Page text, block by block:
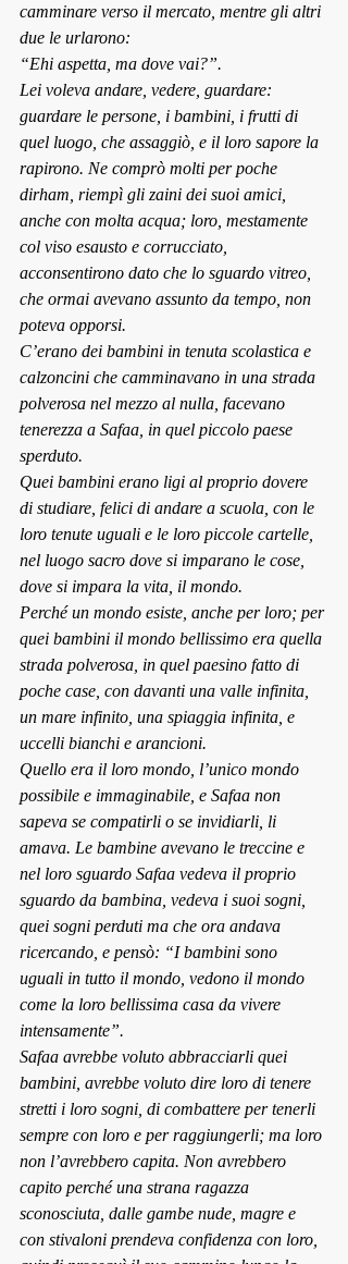
camminare verso il mercato, mentre gli altri
due le urlarono:
“Ehi aspetta, ma dove vai?”.
Lei voleva andare, vedere, guardare:
guardare le persone, i bambini, i frutti di
quel luogo, che assaggiò, e il loro sapore la
rapirono. Ne comprò molti per poche
dirham, riempì gli zaini dei suoi amici,
anche con molta acqua; loro, mestamente
col viso esausto e corrucciato,
acconsentirono dato che lo sguardo vitreo,
che ormai avevano assunto da tempo, non
poteva opporsi.
C’erano dei bambini in tenuta scolastica e
calzoncini che camminavano in una strada
polverosa nel mezzo al nulla, facevano
tenerezza a Safaa, in quel piccolo paese
sperduto.
Quei bambini erano ligi al proprio dovere
di studiare, felici di andare a scuola, con le
loro tenute uguali e le loro piccole cartelle,
nel luogo sacro dove si imparano le cose,
dove si impara la vita, il mondo.
Perché un mondo esiste, anche per loro; per
quei bambini il mondo bellissimo era quella
strada polverosa, in quel paesino fatto di
poche case, con davanti una valle infinita,
un mare infinito, una spiaggia infinita, e
uccelli bianchi e arancioni.
Quello era il loro mondo, l’unico mondo
possibile e immaginabile, e Safaa non
sapeva se compatirli o se invidiarli, li
amava. Le bambine avevano le treccine e
nel loro sguardo Safaa vedeva il proprio
sguardo da bambina, vedeva i suoi sogni,
quei sogni perduti ma che ora andava
ricercando, e pensò: “I bambini sono
uguali in tutto il mondo, vedono il mondo
come la loro bellissima casa da vivere
intensamente”.
Safaa avrebbe voluto abbracciarli quei
bambini, avrebbe voluto dire loro di tenere
stretti i loro sogni, di combattere per tenerli
sempre con loro e per raggiungerli; ma loro
non l’avrebbero capita. Non avrebbero
capito perché una strana ragazza
sconosciuta, dalle gambe nude, magre e
con stivaloni prendeva confidenza con loro,